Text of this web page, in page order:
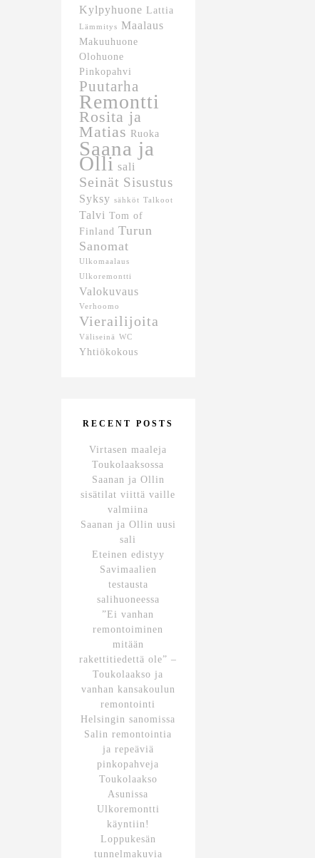
Kylpyhuone Lattia
Lämmitys Maalaus
Makuuhuone
Olohuone
Pinkopahvi
Puutarha
Remontti
Rosita ja
Matias Ruoka
Saana ja
Olli sali
Seinät Sisustus
Syksy sähköt Talkoot
Talvi Tom of
Finland Turun
Sanomat
Ulkomaalaus
Ulkoremontti
Valokuvaus
Verhoomo
Vierailijoita
Väliseinä WC
Yhtiökokous
RECENT POSTS
Virtasen maaleja
Toukolaaksossa
Saanan ja Ollin
sisätilat viittä vaille
valmiina
Saanan ja Ollin uusi
sali
Eteinen edistyy
Savimaalien
testausta
salihuoneessa
”Ei vanhan
remontoiminen
mitään
rakettitiedettä ole” –
Toukolaakso ja
vanhan kansakoulun
remontointi
Helsingin sanomissa
Salin remontointia
ja repeäviä
pinkopahveja
Toukolaakso
Asunissa
Ulkoremontti
käyntiin!
Loppukesän
tunnelmakuvia